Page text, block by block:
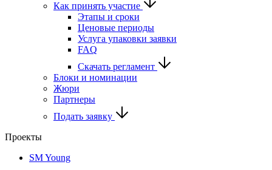
Как принять участие
Этапы и сроки
Ценовые периоды
Услуга упаковки заявки
FAQ
Скачать регламент
Блоки и номинации
Жюри
Партнеры
Подать заявку
Проекты
SM Young